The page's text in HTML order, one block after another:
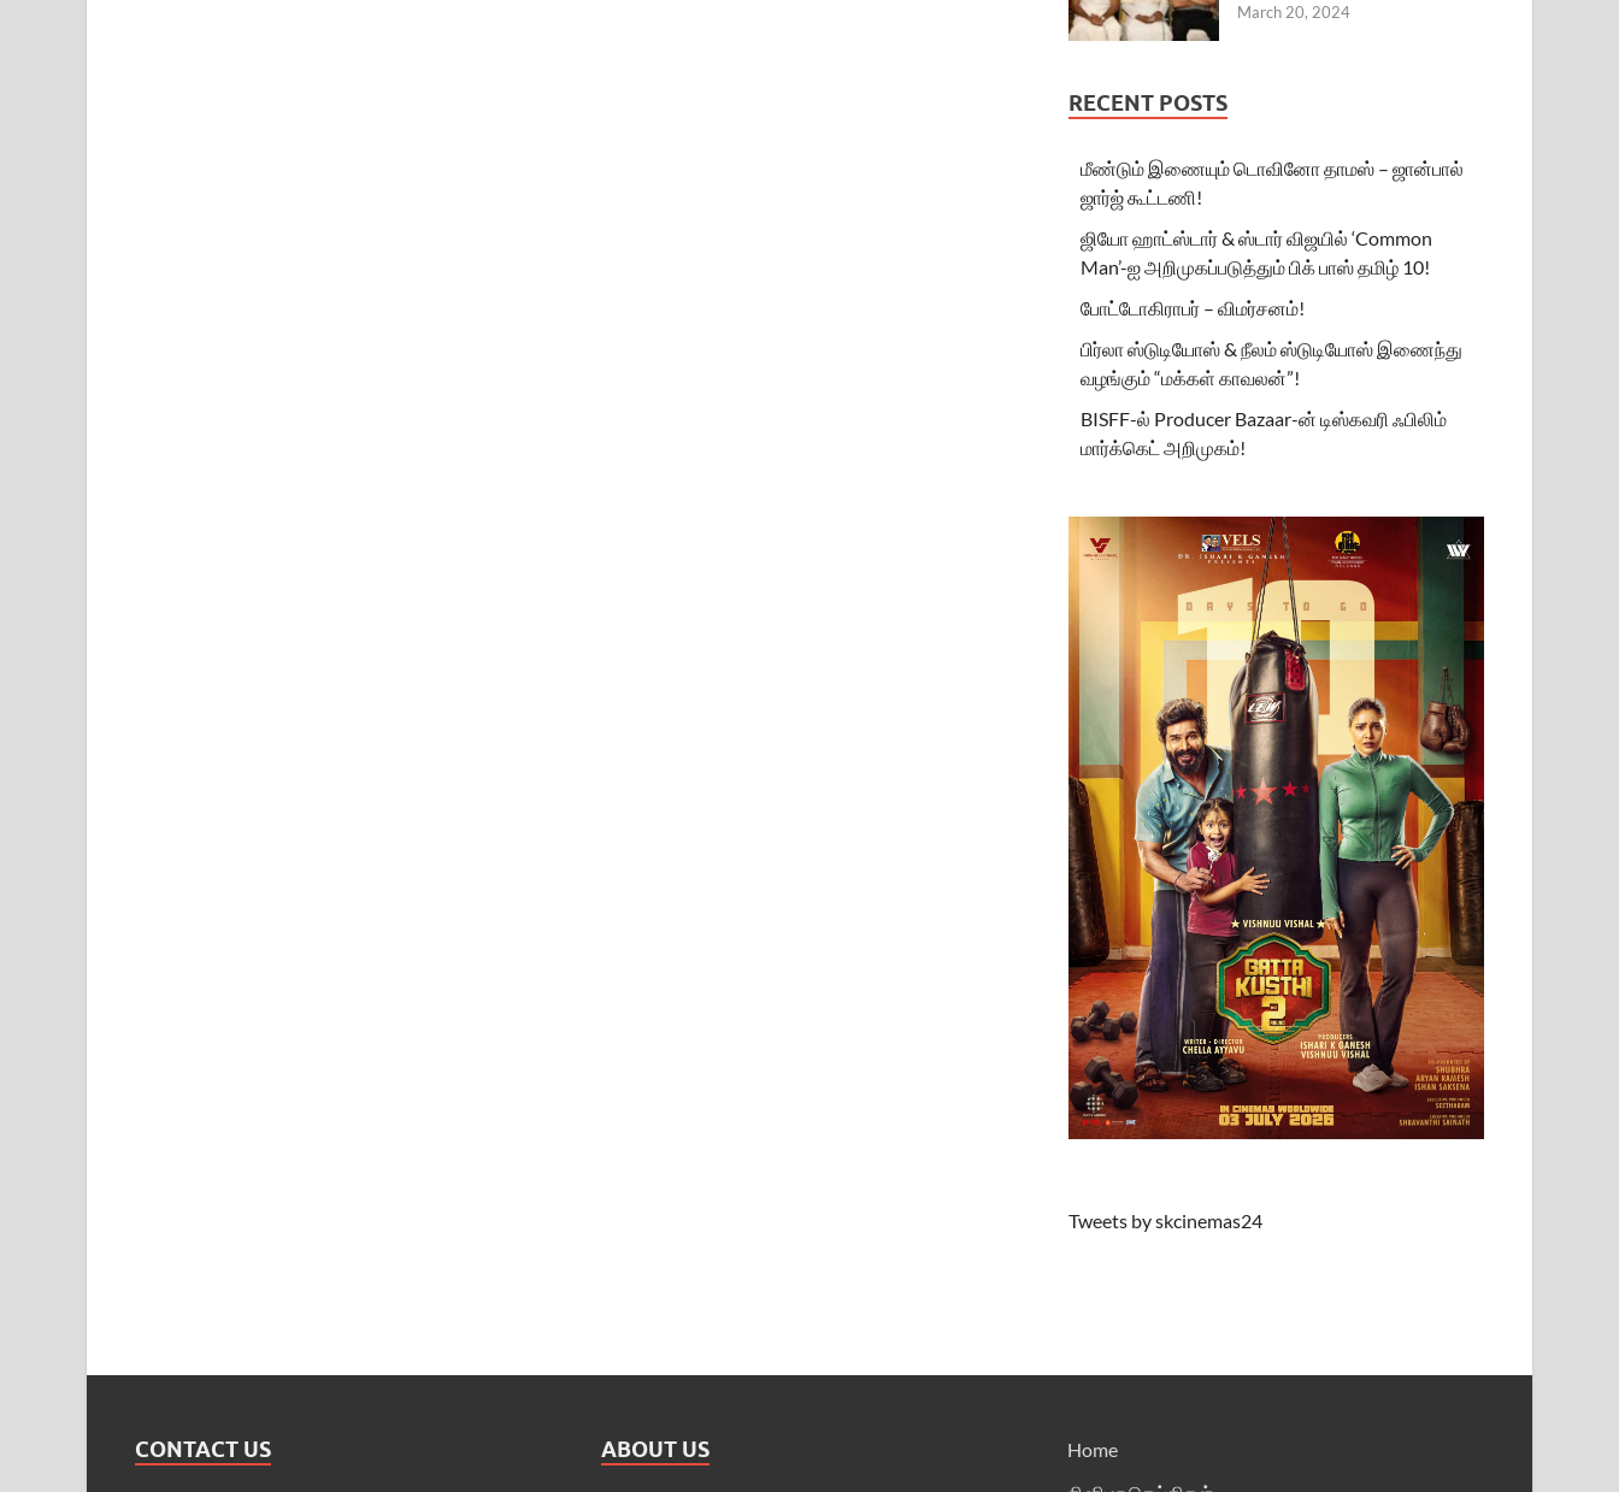
March 20, 2024
RECENT POSTS
மீண்டும் இணையும் டொவினோ தாமஸ் – ஜான்பால்
ஜார்ஜ் கூட்டணி!
ஜியோ ஹாட்ஸ்டார் & ஸ்டார் விஜயில் ‘Common
Man’-ஐ அறிமுகப்படுத்தும் பிக் பாஸ் தமிழ் 10!
போட்டோகிராபர் – விமர்சனம்!
பிர்லா ஸ்டுடியோஸ் & நீலம் ஸ்டுடியோஸ் இணைந்து
வழங்கும் “மக்கள் காவலன்”!
BISFF-ல் Producer Bazaar-ன் டிஸ்கவரி ஃபிலிம்
மார்க்கெட் அறிமுகம்!
Tweets by skcinemas24
CONTACT US ABOUT US
Home